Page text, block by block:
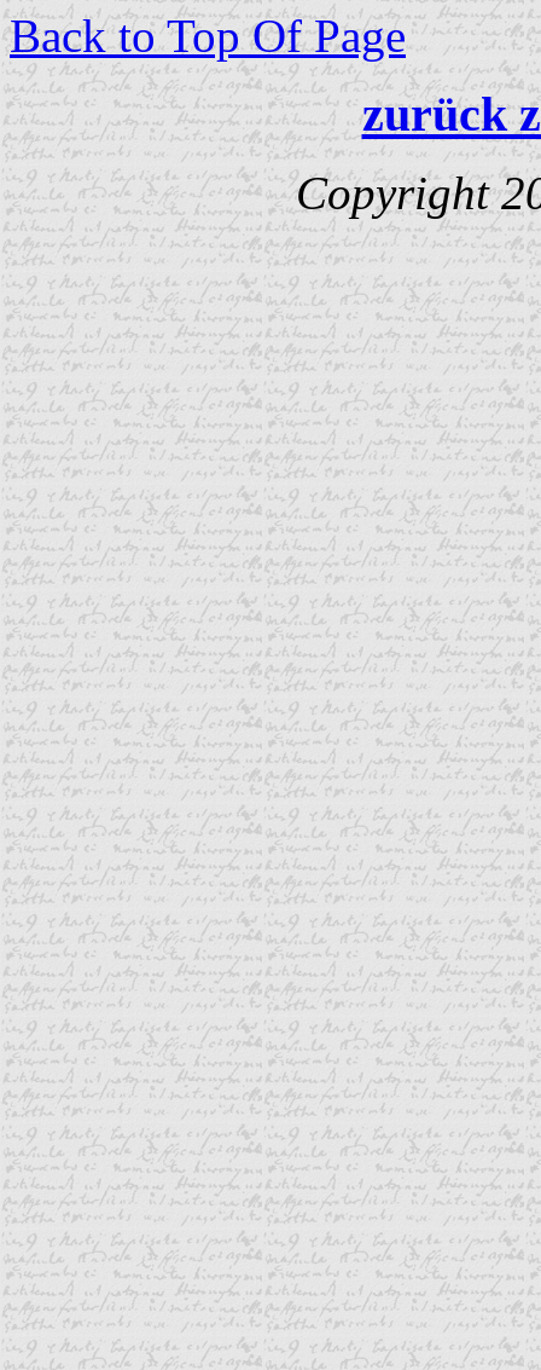
Back to Top Of Page
zurück
Copyright